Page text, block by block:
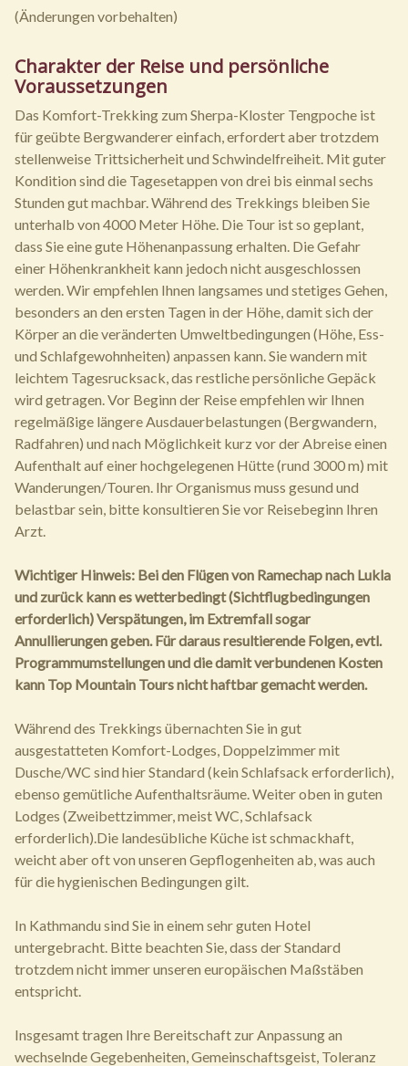
(Änderungen vorbehalten)
Charakter der Reise und persönliche
Voraussetzungen
Das Komfort-Trekking zum Sherpa-Kloster Tengpoche ist
für geübte Bergwanderer einfach, erfordert aber trotzdem
stellenweise Trittsicherheit und Schwindelfreiheit. Mit guter
Kondition sind die Tagesetappen von drei bis einmal sechs
Stunden gut machbar. Während des Trekkings bleiben Sie
unterhalb von 4000 Meter Höhe. Die Tour ist so geplant,
dass Sie eine gute Höhenanpassung erhalten. Die Gefahr
einer Höhenkrankheit kann jedoch nicht ausgeschlossen
werden. Wir empfehlen Ihnen langsames und stetiges Gehen,
besonders an den ersten Tagen in der Höhe, damit sich der
Körper an die veränderten Umweltbedingungen (Höhe, Ess-
und Schlafgewohnheiten) anpassen kann. Sie wandern mit
leichtem Tagesrucksack, das restliche persönliche Gepäck
wird getragen. Vor Beginn der Reise empfehlen wir Ihnen
regelmäßige längere Ausdauerbelastungen (Bergwandern,
Radfahren) und nach Möglichkeit kurz vor der Abreise einen
Aufenthalt auf einer hochgelegenen Hütte (rund 3000 m) mit
Wanderungen/Touren. Ihr Organismus muss gesund und
belastbar sein, bitte konsultieren Sie vor Reisebeginn Ihren
Arzt.
Wichtiger Hinweis: Bei den Flügen von Ramechap nach Lukla
und zurück kann es wetterbedingt (Sichtflugbedingungen
erforderlich) Verspätungen, im Extremfall sogar
Annullierungen geben. Für daraus resultierende Folgen, evtl.
Programmumstellungen und die damit verbundenen Kosten
kann Top Mountain Tours nicht haftbar gemacht werden.
Während des Trekkings übernachten Sie in gut
ausgestatteten Komfort-Lodges, Doppelzimmer mit
Dusche/WC sind hier Standard (kein Schlafsack erforderlich),
ebenso gemütliche Aufenthaltsräume. Weiter oben in guten
Lodges (Zweibettzimmer, meist WC, Schlafsack
erforderlich).Die landesübliche Küche ist schmackhaft,
weicht aber oft von unseren Gepflogenheiten ab, was auch
für die hygienischen Bedingungen gilt.
In Kathmandu sind Sie in einem sehr guten Hotel
untergebracht. Bitte beachten Sie, dass der Standard
trotzdem nicht immer unseren europäischen Maßstäben
entspricht.
Insgesamt tragen Ihre Bereitschaft zur Anpassung an
wechselnde Gegebenheiten, Gemeinschaftsgeist, Toleranz